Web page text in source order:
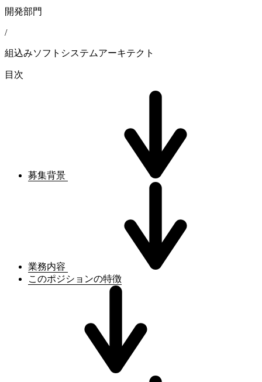
開発部門
/
組込みソフトシステムアーキテクト
目次
募集背景
業務内容
このポジションの特徴